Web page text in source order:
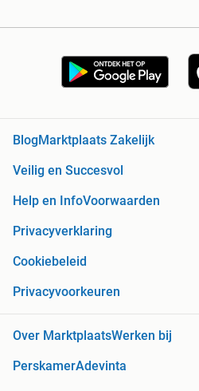
BlogMarktplaats Zakelijk
Veilig en Succesvol
Help en InfoVoorwaarden
Privacyverklaring
Cookiebeleid
Privacyvoorkeuren
Over MarktplaatsWerken bij
PerskamerAdevinta